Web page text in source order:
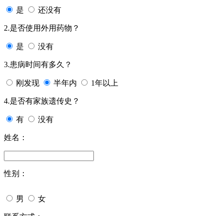
是 还没有
2.是否使用外用药物？
是 没有
3.患病时间有多久？
刚发现 半年内 1年以上
4.是否有家族遗传史？
有 没有
姓名：
性别：
男 女